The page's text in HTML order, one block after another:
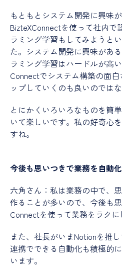
もともとシステム開発に興味が
BizteXConnectを使って社内
ラミング学習もしてみようと
た。システム開発に興味があ
ラミング学習はハードルが高
Connectでシステム構築の面
ップしていくのも良いのでは
とにかくいろいろなものを簡
いて楽しいです。私の好奇心
すね。
今後も思いつきで業務を自動
六角さん：私は業務の中で、
作ることが多いので、今後も
Connectを使って業務をラクに
また、社長がいまNotionを推
連携でできる自動化も積極的
います。